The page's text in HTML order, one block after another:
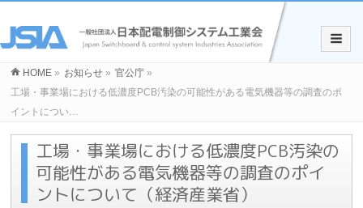
HOME » お知らせ » 官公庁 »
工場・事業場における低濃度PCB汚染の可能性がある電気機器等の調査のポ
イントについ…
工場・事業場における低濃度PCB汚染の
可能性がある電気機器等の調査のポイ
ントについて（経済産業省）